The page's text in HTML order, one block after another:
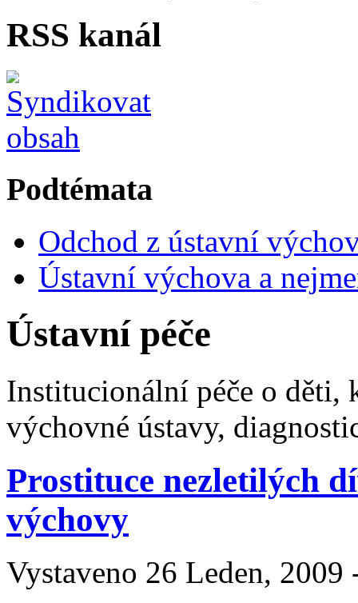
RSS kanál
Podtémata
Odchod z ústavní
Ústavní výchova a
Ústavní péče
Institucionální péče o děti,
výchovné ústavy,
Prostituce nezletilých
výchovy
Vystaveno 26 Leden,